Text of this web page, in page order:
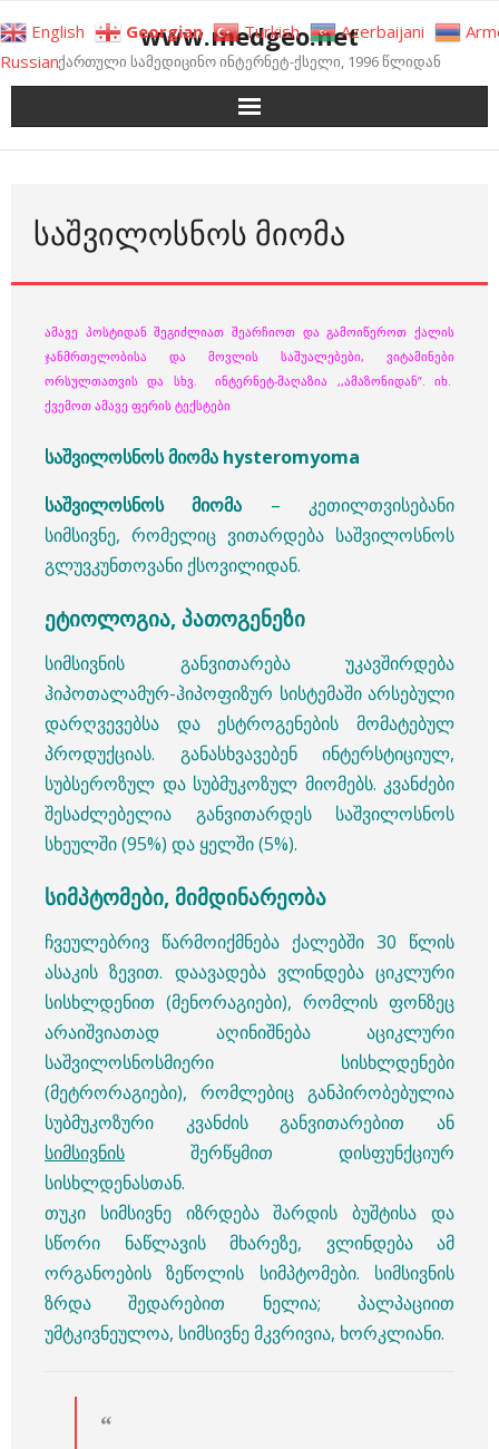
to
content
www.medgeo.net
ქართული სამედიცინო ინტერნეტ-ქსელი, 1996 წლიდან
ᲡᲐᲨᲕᲘᲚᲝᲡᲜᲝᲡ ᲛᲘᲝᲛᲐ
ამავე პოსტიდან შეგიძლიათ შეარჩიოთ და გამოიწეროთ ქალის
ჯანმრთელობისა და მოვლის საშუალებები, ვიტამინები
ორსულთათვის და სხვ. ინტერნეტ-მაღაზია ,,ამაზონიდან”. იხ.
ქვემოთ ამავე ფერის ტექსტები
საშვილოსნოს მიომა hysteromyoma
საშვილოსნოს მიომა – კეთილთვისებანი
სიმსივნე, რომელიც ვითარდება საშვილოსნოს
გლუვკუნთოვანი ქსოვილიდან.
ეტიოლოგია, პათოგენეზი
სიმსივნის განვითარება უკავშირდება
ჰიპოთალამურ-ჰიპოფიზურ სისტემაში არსებული
დარღვევებსა და ესტროგენების მომატებულ
პროდუქციას. განასხვავებენ ინტერსტიციულ,
სუბსეროზულ და სუბმუკოზულ მიომებს. კვანძები
შესაძლებელია განვითარდეს საშვილოსნოს
სხეულში (95%) და ყელში (5%).
სიმპტომები, მიმდინარეობა
ჩვეულებრივ წარმოიქმნება ქალებში 30 წლის
ასაკის ზევით. დაავადება ვლინდება ციკლური
სისხლდენით (მენორაგიები), რომლის ფონზეც
არაიშვიათად აღინიშნება აციკლური
საშვილოსნოსმიერი სისხლდენები
(მეტრორაგიები), რომლებიც განპირობებულია
სუბმუკოზური კვანძის განვითარებით ან
სიმსივნის შერწყმით დისფუნქციურ
სისხლდენასთან.
თუკი სიმსივნე იზრდება შარდის ბუშტისა და
სწორი ნაწლავის მხარეზე, ვლინდება ამ
ორგანოების ზეწოლის სიმპტომები. სიმსივნის
ზრდა შედარებით ნელია; პალპაციით
უმტკივნეულოა, სიმსივნე მკვრივია, ხორკლიანი.
English Georgian Turkish Azerbaijani
Russian